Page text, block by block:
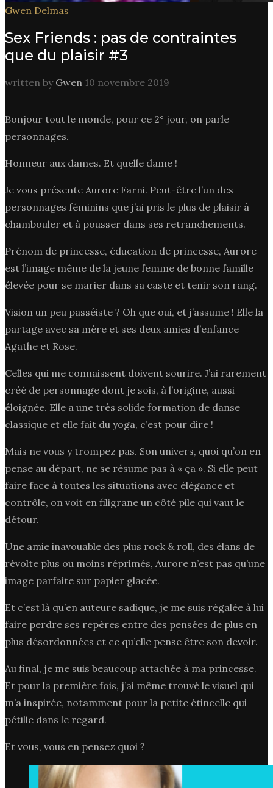
Gwen Delmas
Sex Friends : pas de contraintes
que du plaisir #3
written by Gwen 10 novembre 2019
Bonjour tout le monde, pour ce 2° jour, on parle
personnages.
Honneur aux dames. Et quelle dame !
Je vous présente Aurore Farni. Peut-être l’un des
personnages féminins que j’ai pris le plus de plaisir à
chambouler et à pousser dans ses retranchements.
Prénom de princesse, éducation de princesse, Aurore
est l’image même de la jeune femme de bonne famille
élevée pour se marier dans sa caste et tenir son rang.
Vision un peu passéiste ? Oh que oui, et j’assume ! Elle la
partage avec sa mère et ses deux amies d’enfance
Agathe et Rose.
Celles qui me connaissent doivent sourire. J’ai rarement
créé de personnage dont je sois, à l’origine, aussi
éloignée. Elle a une très solide formation de danse
classique et elle fait du yoga, c’est pour dire !
Mais ne vous y trompez pas. Son univers, quoi qu’on en
pense au départ, ne se résume pas à « ça ». Si elle peut
faire face à toutes les situations avec élégance et
contrôle, on voit en filigrane un côté pile qui vaut le
détour.
Une amie inavouable des plus rock & roll, des élans de
révolte plus ou moins réprimés, Aurore n’est pas qu’une
image parfaite sur papier glacée.
Et c’est là qu’en auteure sadique, je me suis régalée à lui
faire perdre ses repères entre des pensées de plus en
plus désordonnées et ce qu’elle pense être son devoir.
Au final, je me suis beaucoup attachée à ma princesse.
Et pour la première fois, j’ai même trouvé le visuel qui
m’a inspirée, notamment pour la petite étincelle qui
pétille dans le regard.
Et vous, vous en pensez quoi ?